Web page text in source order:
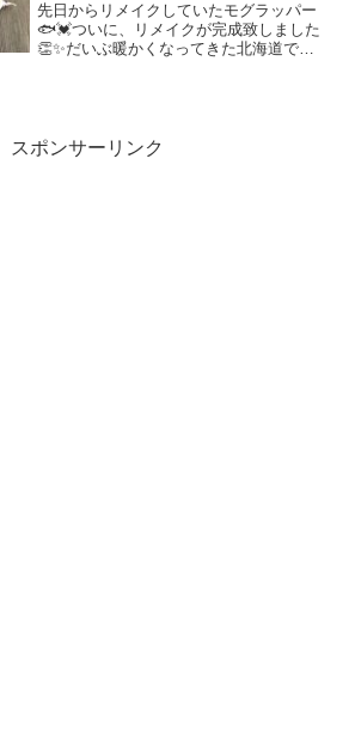
先日からリメイクしていたモグラッパー
🐟💓ついに、リメイクが完成致しました
👏✨だいぶ暖かくなってきた北海道です
スポンサーリンク